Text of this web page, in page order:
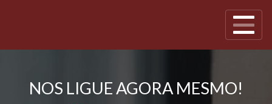
NOS LIGUE AGORA MESMO!